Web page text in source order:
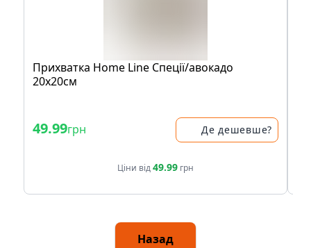
Прихватка Home Line Спеції/авокадо
20х20см
49.99грн Де дешевше?
Ціни від49.99 грн
Назад